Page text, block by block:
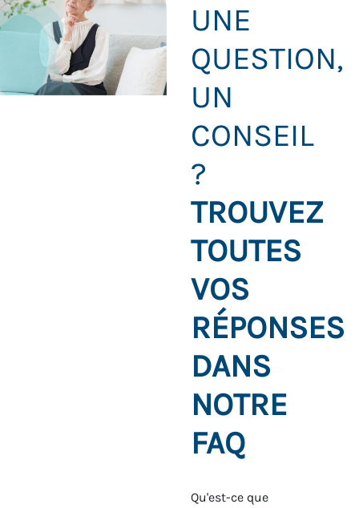
UNE
QUESTION,
UN
CONSEIL
?
TROUVEZ
TOUTES
VOS
RÉPONSES
DANS
NOTRE
FAQ
Qu'est-ce que